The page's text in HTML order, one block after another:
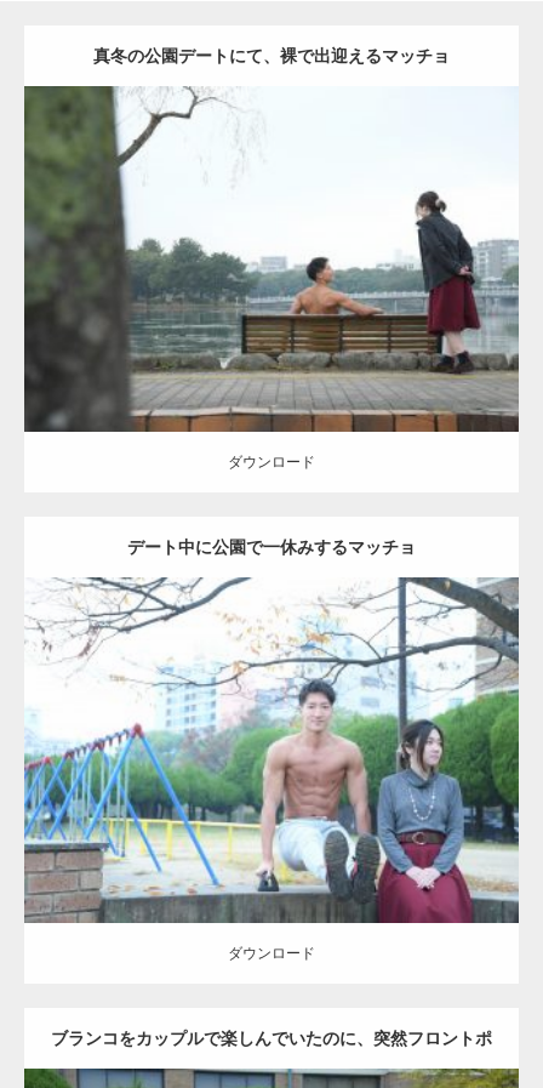
真冬の公園デートにて、裸で出迎えるマッチョ
公園のマッチョ AKIHITO(細マッチョ) 背中
ダウンロード
ダウンロード
デート中に公園で一休みするマッチョ
Update:2021.07.6
Category:公園のマッチョ その他 AKIHITO(細マッチョ) 腹筋
ダウンロード
ダウンロード
ブランコをカップルで楽しんでいたのに、突然フロントポ